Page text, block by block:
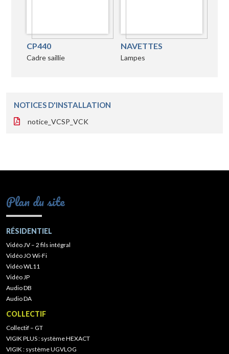
CP440
Cadre saillie
NAVETTES
Lampes
NOTICES D'INSTALLATION
notice_VCSP_VCK
Plan du site
RÉSIDENTIEL
Vidéo JV – 2 fils intégral
Vidéo JO Wi-Fi
Vidéo WL11
Vidéo JP
Audio DB
Audio DA
COLLECTIF
Collectif – GT
VIGIK PLUS : système HEXACT
VIGIK : système UGVLOG